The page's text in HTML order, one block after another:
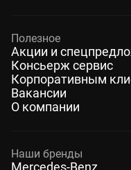
Полезное
Акции и
Консьерж сервис
Корпоративным
Вакансии
О компании
Наши бренды
Mercedes-Benz